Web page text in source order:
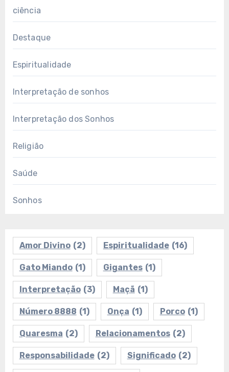
ciência
Destaque
Espiritualidade
Interpretação de sonhos
Interpretação dos Sonhos
Religião
Saúde
Sonhos
Amor Divino (2) Espiritualidade (16)
Gato Miando (1) Gigantes (1)
Interpretação (3) Maçã (1)
Número 8888 (1) Onça (1) Porco (1)
Quaresma (2) Relacionamentos (2)
Responsabilidade (2) Significado (2)